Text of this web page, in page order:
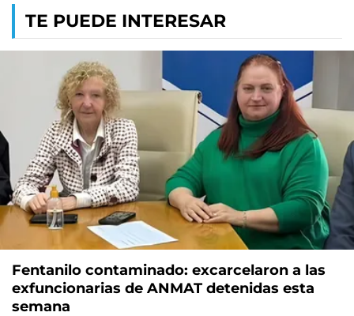
TE PUEDE INTERESAR
Fentanilo contaminado: excarcelaron a las
exfuncionarias de ANMAT detenidas esta
semana